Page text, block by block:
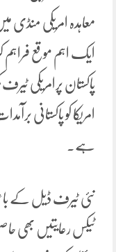
معاہدہ امریکی منڈی
ایک اہم موقع فراہم
پاکستان پرامریکی
ہے۔
نئی ٹیرف ڈیل کے
ٹیکس رعایتیں بھی